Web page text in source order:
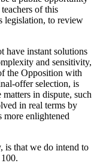
of this
legislation, to review
have instant solutions
and sensitivity,
the Opposition with
offer selection, is
in dispute, such
in real terms by
more enlightened
is that we do intend to